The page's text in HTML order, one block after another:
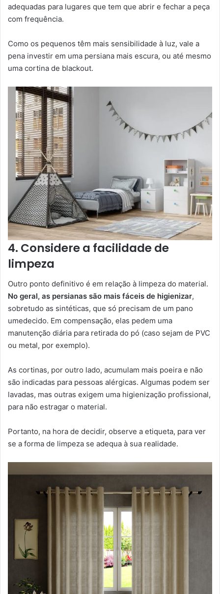
adequadas para lugares que tem que abrir e fechar a peça
com frequência.
Como os pequenos têm mais sensibilidade à luz, vale a
pena investir em uma persiana mais escura, ou até mesmo
uma cortina de blackout.
4. Considere a facilidade de
limpeza
Outro ponto definitivo é em relação à limpeza do material.
No geral, as persianas são mais fáceis de higienizar,
sobretudo as sintéticas, que só precisam de um pano
umedecido. Em compensação, elas pedem uma
manutenção diária para retirada do pó (caso sejam de PVC
ou metal, por exemplo).
As cortinas, por outro lado, acumulam mais poeira e não
são indicadas para pessoas alérgicas. Algumas podem ser
lavadas, mas outras exigem uma higienização profissional,
para não estragar o material.
Portanto, na hora de decidir, observe a etiqueta, para ver
se a forma de limpeza se adequa à sua realidade.